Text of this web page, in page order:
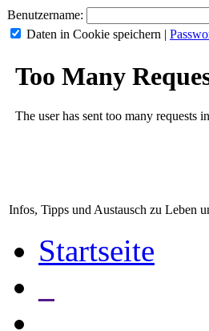
Benutzername:
Daten in Cookie speichern |
Infos, Tipps und Austausch zu Leben
Startseite